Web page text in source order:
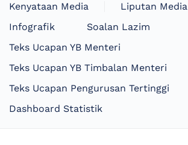
Kenyataan Media
Liputan Media
Infografik
Soalan Lazim
Teks Ucapan YB Menteri
Teks Ucapan YB Timbalan Menteri
Teks Ucapan Pengurusan Tertinggi
Dashboard Statistik